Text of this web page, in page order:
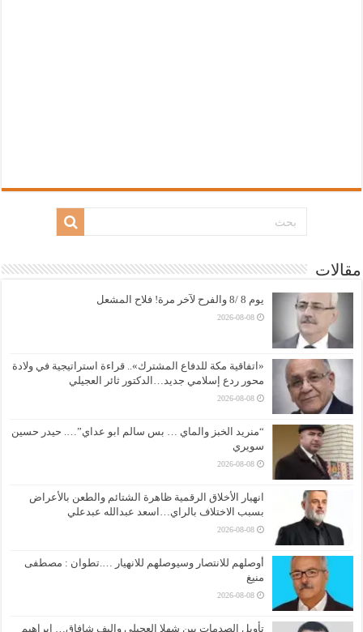
مقالات
يوم 8 /8 والفرح لآخر مرة! فلاح المشعل
2026-08-08
«اتفاقية مكة للدفاع المشترك».. قراءة استراتيجية في ولادة
محور ردع إسلامي جديد…الدكتور ثائر العجيلي
2026-08-08
“منريد الخبز والماي … بس سالم ابو عداي”…. حيدر حسين
سويري
2026-08-08
انهيار الأخلاق الرقمية ظاهرة الشتائم والطعن بالأعراض
بسبب الاختلاف بالراي…اسعد عبدالله عبدعلي
2026-08-08
أوصلهم للانتصار وسيوصلهم للانهيار ….تطوان : مصطفى
منيغ
2026-08-08
تأويل الصدمات بين شهلا العجيلي وإليف شافاق… إبراهيم